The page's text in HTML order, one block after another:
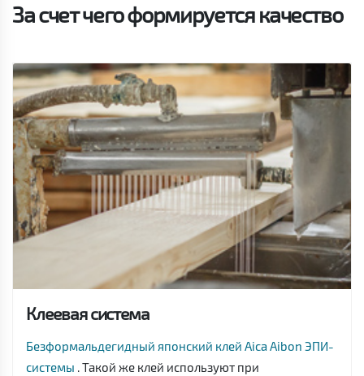
За счет чего формируется качество
Клеевая система
Безформальдегидный японский клей Aica Aibon ЭПИ-
системы . Такой же клей используют при